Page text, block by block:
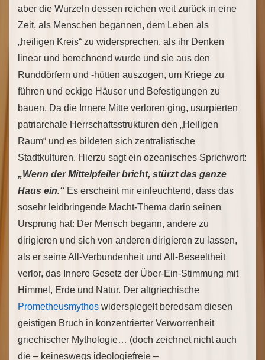
aber die Wurzeln dessen reichen weit zurück in eine
Zeit, als Menschen begannen, dem Leben als
„heiligen Kreis“ zu widersprechen, als ihr Denken
linear und berechnend wurde und sie aus den
Runddörfern und -hütten auszogen, um Kriege zu
führen und eckige Häuser und Befestigungen zu
bauen. Da die Innere Mitte verloren ging, usurpierten
patriarchale Herrschaftsstrukturen den „Heiligen
Raum“ und es bildeten sich zentralistische
Stadtkulturen. Hierzu sagt ein ozeanisches Sprichwort:
„Wenn der Mittelpfeiler bricht, stürzt das ganze
Haus ein.“ Es erscheint mir einleuchtend, dass das
sosehr leidbringende Macht-Thema darin seinen
Ursprung hat: Der Mensch begann, andere zu
dirigieren und sich von anderen dirigieren zu lassen,
als er seine All-Verbundenheit und All-Beseeltheit
verlor, das Innere Gesetz der Über-Ein-Stimmung mit
Himmel, Erde und Natur. Der altgriechische
Prometheusmythos widerspiegelt beredsam diesen
geistigen Bruch in konzentrierter Verworrenheit
griechischer Mythologie… (doch zeichnet nicht auch
die – keineswegs ideologiefreie –